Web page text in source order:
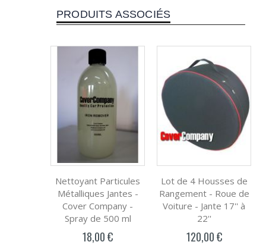
PRODUITS ASSOCIÉS
Nettoyant Particules
Métalliques Jantes -
Cover Company -
Spray de 500 ml
18,00 €
Lot de 4 Housses de
Rangement - Roue de
Voiture - Jante 17'' à
22''
120,00 €